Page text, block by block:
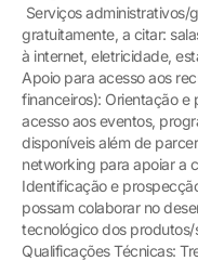
Serviços
gratuitamente, a citar:
à internet, eletricidade,
Apoio para acesso aos
financeiros): Orientação e
acesso aos eventos,
disponíveis além de
networking para apoiar a
Identificação e
possam colaborar no
tecnológico dos produtos/
Qualificações Técnicas: